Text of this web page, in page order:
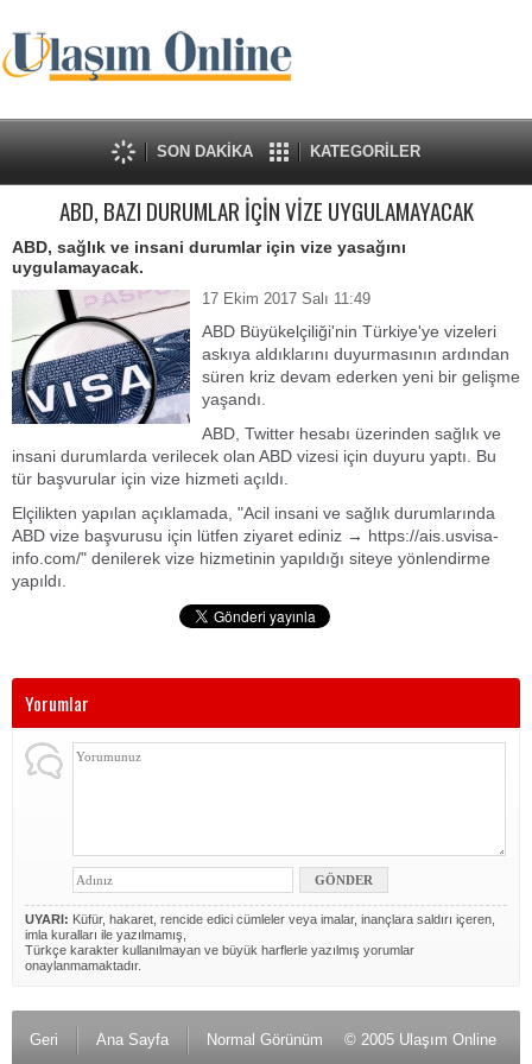
SON DAKİKA KATEGORİLER
ABD, BAZI DURUMLAR İÇİN VİZE UYGULAMAYACAK
ABD, sağlık ve insani durumlar için vize yasağını
uygulamayacak.
17 Ekim 2017 Salı 11:49
ABD Büyükelçiliği'nin Türkiye'ye vizeleri
askıya aldıklarını duyurmasının ardından
süren kriz devam ederken yeni bir gelişme
yaşandı.
ABD, Twitter hesabı üzerinden sağlık ve
insani durumlarda verilecek olan ABD vizesi için duyuru yaptı. Bu
tür başvurular için vize hizmeti açıldı.
Elçilikten yapılan açıklamada, "Acil insani ve sağlık durumlarında
ABD vize başvurusu için lütfen ziyaret ediniz → https://ais.usvisa-
info.com/" denilerek vize hizmetinin yapıldığı siteye yönlendirme
yapıldı.
Yorumlar
UYARI: Küfür, hakaret, rencide edici cümleler veya imalar, inançlara saldırı içeren,
imla kuralları ile yazılmamış,
Türkçe karakter kullanılmayan ve büyük harflerle yazılmış yorumlar
onaylanmamaktadır.
Geri Ana Sayfa Normal Görünüm © 2005 Ulaşım Online